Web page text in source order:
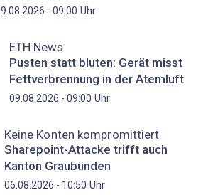
- 09:00 Uhr
ETH News
Pusten statt bluten: Gerät misst
Fettverbrennung in der Atemluft
09.08.2026 - 09:00 Uhr
Keine Konten kompromittiert
Sharepoint-Attacke trifft auch
Kanton Graubünden
06.08.2026 - 10:50 Uhr